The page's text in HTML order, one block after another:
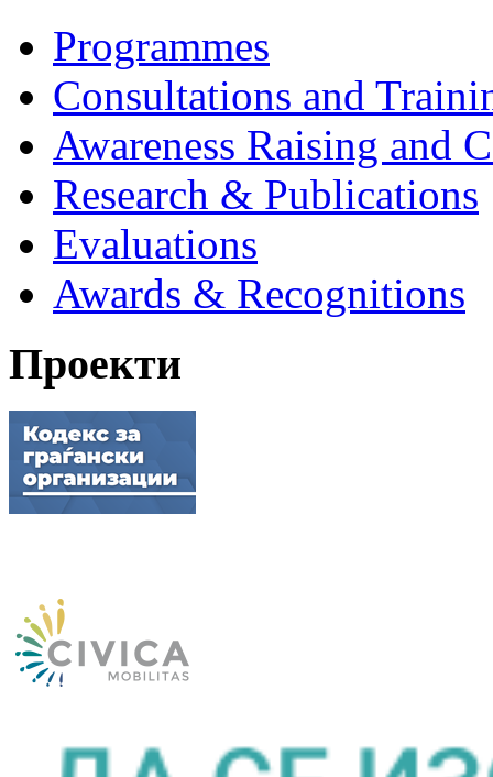
Programmes
Consultations and
Awareness Raising and
Research & Publications
Evaluations
Awards & Recognitions
Проекти